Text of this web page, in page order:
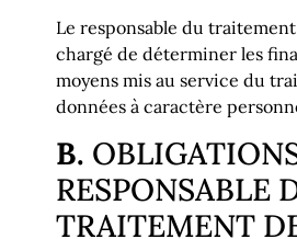
Le responsable du
chargé de déterminer les
moyens mis au service du
données à caractère
B.
RESPONSABLE
TRAITEMENT